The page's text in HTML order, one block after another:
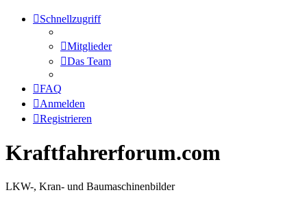
Schnellzugriff
Mitglieder
Das Team
FAQ
Anmelden
Registrieren
Kraftfahrerforum.com
LKW-, Kran- und Baumaschinenbilder